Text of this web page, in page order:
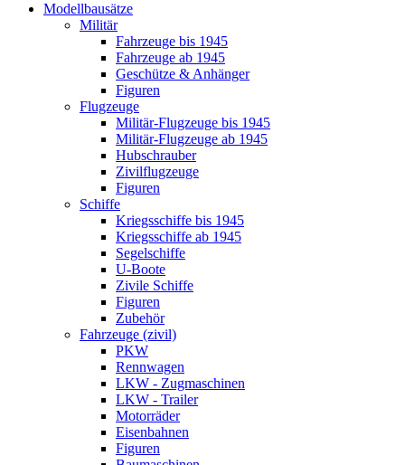
Modellbausätze
Militär
Fahrzeuge bis 1945
Fahrzeuge ab 1945
Geschütze & Anhänger
Figuren
Flugzeuge
Militär-Flugzeuge bis 1945
Militär-Flugzeuge ab 1945
Hubschrauber
Zivilflugzeuge
Figuren
Schiffe
Kriegsschiffe bis 1945
Kriegsschiffe ab 1945
Segelschiffe
U-Boote
Zivile Schiffe
Figuren
Zubehör
Fahrzeuge (zivil)
PKW
Rennwagen
LKW - Zugmaschinen
LKW - Trailer
Motorräder
Eisenbahnen
Figuren